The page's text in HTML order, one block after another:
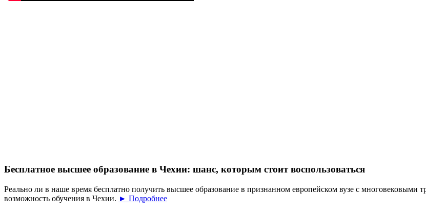
Бесплатное высшее образование в Чехии: шанс, которым стоит воспользоваться
Реально ли в наше время бесплатно получить высшее образование в признанном европейском вузе с многовековыми
возможность обучения в Чехии. ► Подробнее